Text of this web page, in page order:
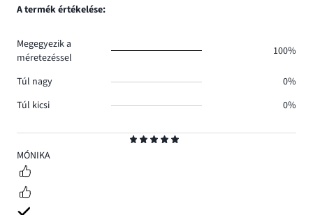
5
MÓNIKA
A termék értékelése:
Megegyezik a
méretezéssel
100%
Túl nagy
0%
Túl kicsi
0%